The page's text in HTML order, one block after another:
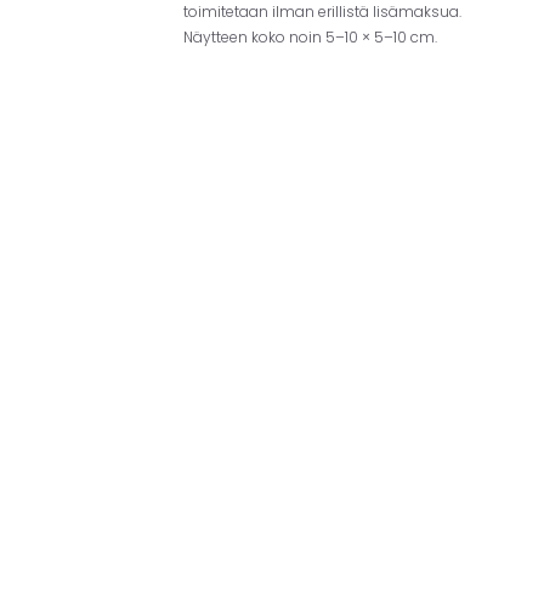
toimitetaan ilman erillistä lisämaksua.
Näytteen koko noin 5–10 × 5–10 cm.